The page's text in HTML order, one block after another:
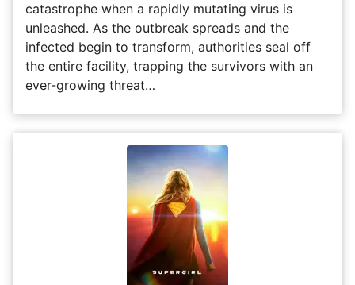
catastrophe when a rapidly mutating virus is
unleashed. As the outbreak spreads and the
infected begin to transform, authorities seal off
the entire facility, trapping the survivors with an
ever-growing threat…